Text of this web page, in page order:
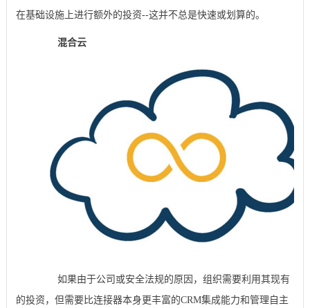
在基础设施上进行额外的投资--这并不总是快速或划算的。
混合云
如果由于公司或安全法规的原因，组织需要利用其现有
的投资，但需要比连接器本身更丰富的CRM集成能力和管理自主